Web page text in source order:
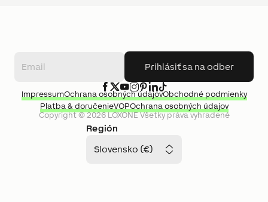
Prihlásiť sa na odber
Región
Slovensko (€)
Copyright ©2026LOXONEVšetky práva vyhradené
ImpressumOchrana osobných údajovObchodné podmienky
Platba & doručenieVOPOchrana osobných údajov